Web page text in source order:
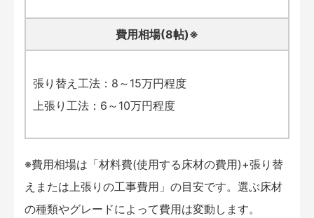
費用相場(8帖)※
張り替え工法：8～15万円程度
上張り工法：6～10万円程度
※費用相場は「材料費(使用する床材の費用)+張り替
えまたは上張りの工事費用」の目安です。選ぶ床材
の種類やグレードによって費用は変動します。